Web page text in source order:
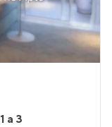
1 a 3